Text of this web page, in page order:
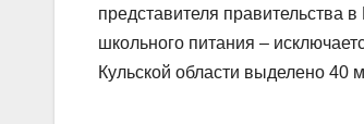
представителя правительства
школьного питания –
Кульской области выделено 40